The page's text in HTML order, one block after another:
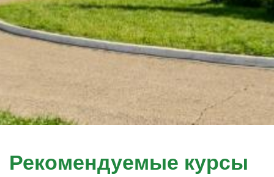
Рекомендуемые курсы